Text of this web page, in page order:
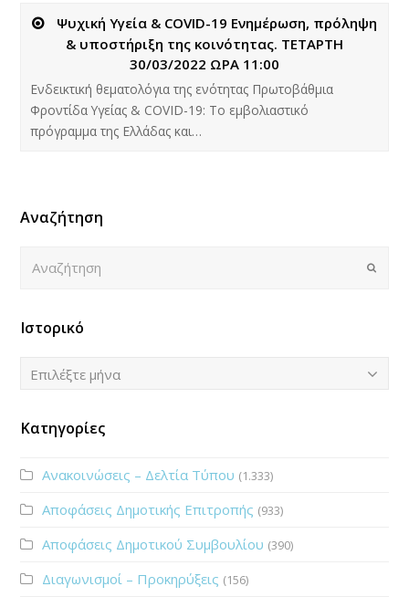
Ψυχική Υγεία & COVID-19 Ενημέρωση, πρόληψη
& υποστήριξη της κοινότητας. ΤΕΤΑΡΤΗ
30/03/2022 ΩΡΑ 11:00
Ενδεικτική θεματολόγια της ενότητας Πρωτοβάθμια
Φροντίδα Υγείας & COVID-19: Το εμβολιαστικό
πρόγραμμα της Ελλάδας και…
Αναζήτηση
Submit
Ιστορικό
Ιστορικό
Επιλέξτε μήνα
Κατηγορίες
Ανακοινώσεις – Δελτία Τύπου (1.333)
Αποφάσεις Δημοτικής Επιτροπής (933)
Αποφάσεις Δημοτικού Συμβουλίου (390)
Διαγωνισμοί – Προκηρύξεις (156)